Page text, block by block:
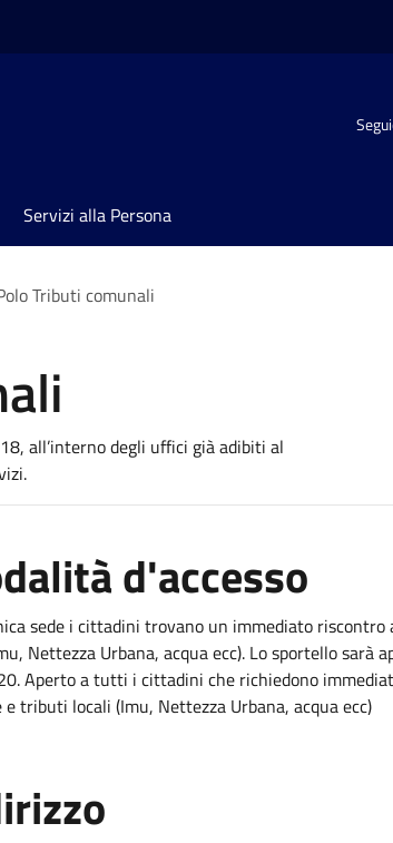
Servizi alla Persona
Tributi comunali
all’interno degli uffici già adibiti al
d'accesso
sede i cittadini trovano un immediato
Nettezza Urbana, acqua ecc). Lo sportello
Aperto a tutti i cittadini che richiedono
e tributi locali (Imu, Nettezza Urbana, acqua ecc)